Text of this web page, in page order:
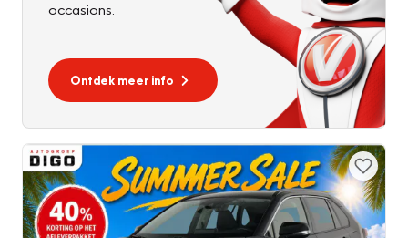
occasions.
Ontdek meer info